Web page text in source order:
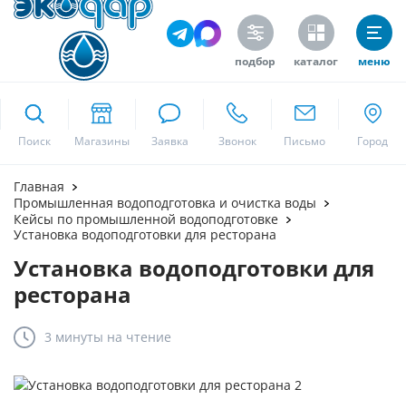
подбор каталог меню
Поиск
Главная
Промышленная водоподготовка и очистка воды
Кейсы по промышленной водоподготовке
Установка водоподготовки для ресторана
Установка водоподготовки для
ресторана
3 минуты на чтение